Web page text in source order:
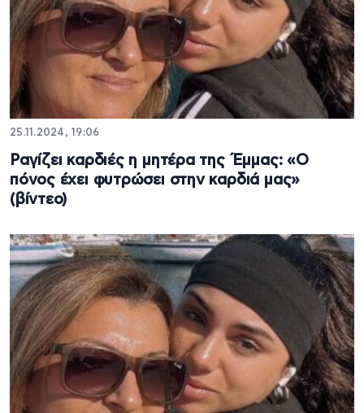
25.11.2024, 19:06
Ραγίζει καρδιές η μητέρα της Έμμας: «Ο
πόνος έχει φυτρώσει στην καρδιά μας»
(βίντεο)